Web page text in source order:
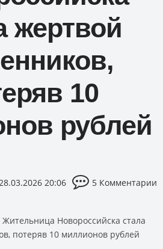
жертвой
10
рублей
20:06 5 Комментарии
Жительница Новороссийска стала
потеряв 10 миллионов рублей